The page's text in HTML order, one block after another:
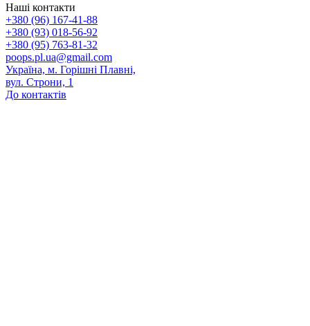
Наші контакти
+380 (96) 167-41-88
+380 (93) 018-56-92
+380 (95) 763-81-32
poops.pl.ua@gmail.com
Україна, м. Горішні Плавні,
вул. Строни, 1
До контактів